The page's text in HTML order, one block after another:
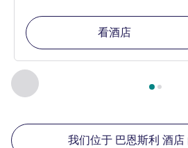
上一个 - 我们在附近的其他酒店
第 1页，共 , 我们在附近的其
看酒店
我们位于 巴恩斯利 酒店